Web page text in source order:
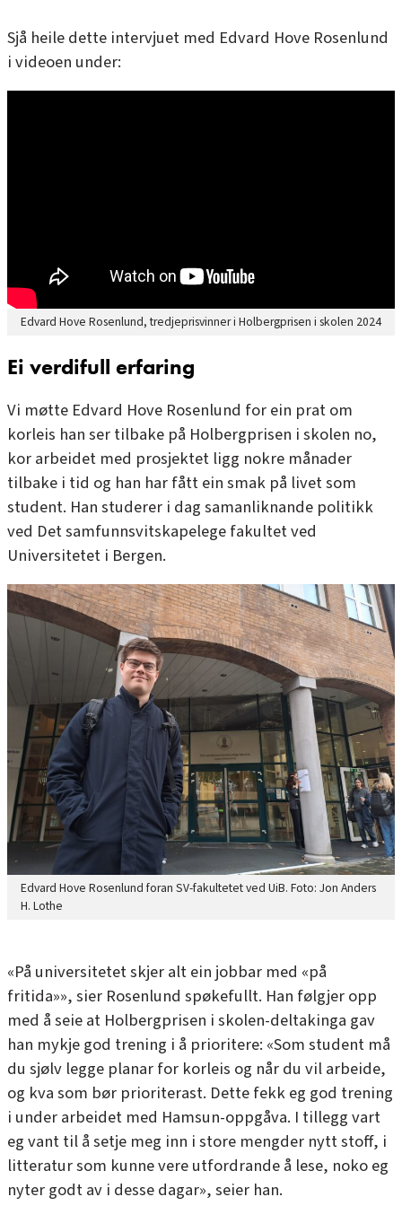
Sjå heile dette intervjuet med Edvard Hove Rosenlund
i videoen under:
Edvard Hove Rosenlund, tredjeprisvinner i Holbergprisen i skolen 2024
Ei verdifull erfaring
Vi møtte Edvard Hove Rosenlund for ein prat om
korleis han ser tilbake på Holbergprisen i skolen no,
kor arbeidet med prosjektet ligg nokre månader
tilbake i tid og han har fått ein smak på livet som
student. Han studerer i dag samanliknande politikk
ved Det samfunnsvitskapelege fakultet ved
Universitetet i Bergen.
Edvard Hove Rosenlund foran SV-fakultetet ved UiB. Foto: Jon Anders
H. Lothe
«På universitetet skjer alt ein jobbar med «på
fritida»», sier Rosenlund spøkefullt. Han følgjer opp
med å seie at Holbergprisen i skolen-deltakinga gav
han mykje god trening i å prioritere: «Som student må
du sjølv legge planar for korleis og når du vil arbeide,
og kva som bør prioriterast. Dette fekk eg god trening
i under arbeidet med Hamsun-oppgåva. I tillegg vart
eg vant til å setje meg inn i store mengder nytt stoff, i
litteratur som kunne vere utfordrande å lese, noko eg
nyter godt av i desse dagar», seier han.